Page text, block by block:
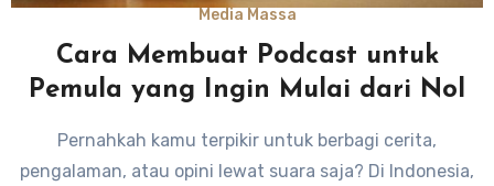
Media Massa
Cara Membuat Podcast untuk
Pemula yang Ingin Mulai dari Nol
Pernahkah kamu terpikir untuk berbagi cerita,
pengalaman, atau opini lewat suara saja? Di Indonesia,